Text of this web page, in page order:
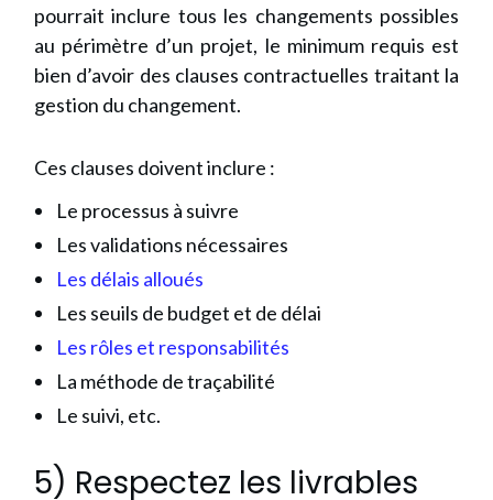
pourrait inclure tous les changements possibles
au périmètre d’un projet, le minimum requis est
bien d’avoir des clauses contractuelles traitant la
gestion du changement.
Ces clauses doivent inclure :
Le processus à suivre
Les validations nécessaires
Les délais alloués
Les seuils de budget et de délai
Les rôles et responsabilités
La méthode de traçabilité
Le suivi, etc.
5) Respectez les livrables